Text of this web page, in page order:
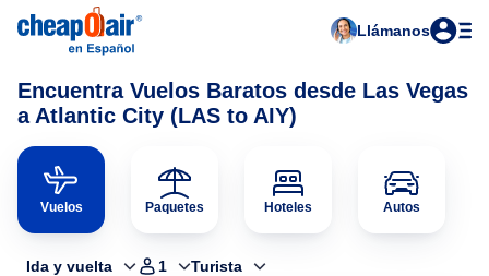
Llámanos
Encuentra Vuelos Baratos desde Las Vegas
a Atlantic City (LAS to AIY)
Vuelos Paquetes Hoteles Autos
Ida y vuelta 1 Turista